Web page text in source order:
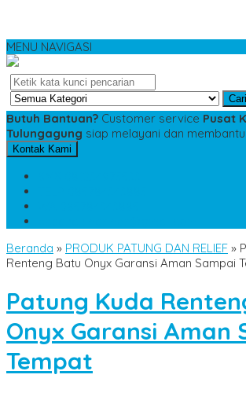
MENU NAVIGASI
Cari
Butuh Bantuan? Customer service Pusat
Tulungagung siap melayani dan
Kontak Kami
Beranda » PRODUK PATUNG DAN RELIEF »
Renteng Batu Onyx Garansi Aman Sampai
Patung Kuda
Onyx Garansi Aman
Tempat